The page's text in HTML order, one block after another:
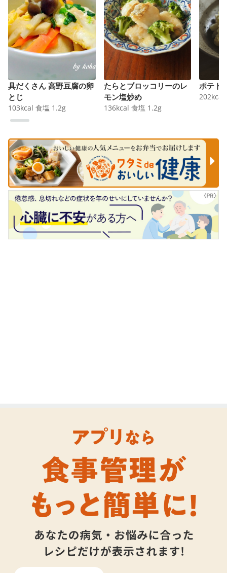
具だくさん 高野豆腐の卵
とじ
103kcal 食塩 1.2g
たらとブロッコリーのレ
モン塩炒め
136kcal 食塩 1.2g
ポテト
202kcal